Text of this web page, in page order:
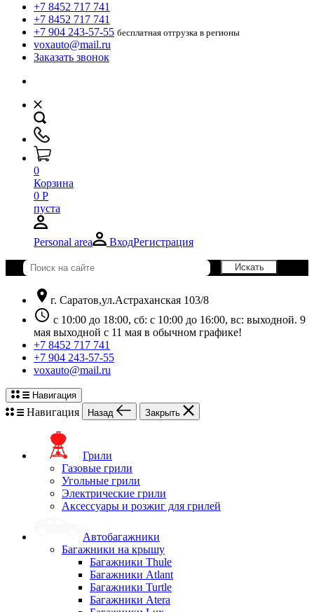
+7 8452 717 741
+7 8452 717 741
+7 904 243-57-55 бесплатная отгрузка в регионы
voxauto@mail.ru
Заказать звонок
0
Корзина
0 Р
пуста
Personal area ВходРегистрация
location_on г. Саратов,ул.Астраханская 103/8
schedule с 10:00 до 18:00, сб: с 10:00 до 16:00, вс: выходной. 9
мая выходной с 11 мая в обычном графике!
+7 8452 717 741
+7 904 243-57-55
voxauto@mail.ru
Навигация
Навигация Назад Закрыть
Грили
Газовые грили
Угольные грили
Электрические грили
Аксессуары и розжиг для грилей
Автобагажники
Багажники на крышу
Багажники Thule
Багажники Atlant
Багажники Turtle
Багажники Atera